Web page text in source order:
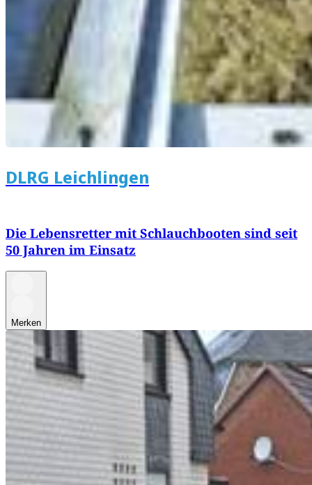
DLRG Leichlingen
Die Lebensretter mit Schlauchbooten sind seit
50 Jahren im Einsatz
Merken